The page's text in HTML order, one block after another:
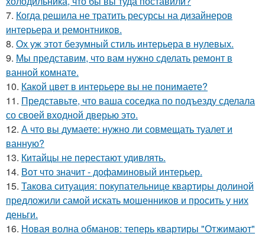
7. Когда решила не тратить ресурсы на дизайнеров
интерьера и ремонтников.
8. Ох уж этот безумный стиль интерьера в нулевых.
9. Мы представим, что вам нужно сделать ремонт в
ванной комнате.
10. Какой цвет в интерьере вы не понимаете?
11. Представьте, что ваша соседка по подъезду сделала
со своей входной дверью это.
12. А что вы думаете: нужно ли совмещать туалет и
ванную?
13. Китайцы не перестают удивлять.
14. Вот что значит - дофаминовый интерьер.
15. Такова ситуация: покупательнице квартиры долиной
предложили самой искать мошенников и просить у них
деньги.
16. Новая волна обманов: теперь квартиры "Отжимают"